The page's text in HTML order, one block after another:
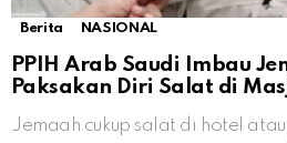
Berita NASIONAL
PPIH Arab Saudi Imbau
Paksakan Diri Salat di
Jemaah cukup salat di hotel